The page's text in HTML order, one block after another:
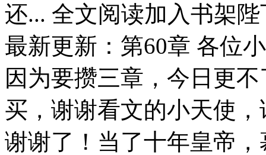
还... 全文阅读加入书架
最新更新：第60章 各位
因为要攒三章，今日更
买，谢谢看文的小天使
谢谢了！当了十年皇帝